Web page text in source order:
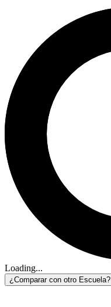
Loading...
¿Comparar con otro Escuela?